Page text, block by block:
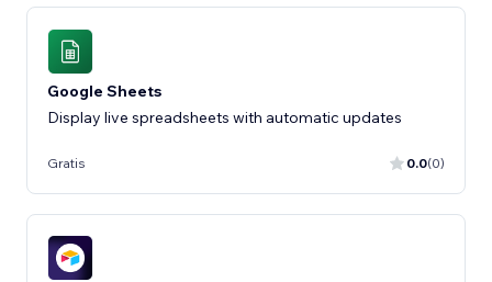
Google Sheets
Display live spreadsheets with automatic updates
Gratis 0.0(0)